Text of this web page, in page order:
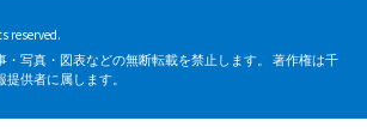
reserved.
・写真・図表などの無断転載を禁止します。 著作権は千
供者に属します。